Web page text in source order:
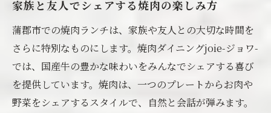
家族と友人でシェアする焼肉の楽しみ方
蒲郡市での焼肉ランチは、家族や友人との大切な時間を
さらに特別なものにします。焼肉ダイニングjoie-ジョワ-
では、国産牛の豊かな味わいをみんなでシェアする喜び
を提供しています。焼肉は、一つのプレートからお肉や
野菜をシェアするスタイルで、自然と会話が弾みます。